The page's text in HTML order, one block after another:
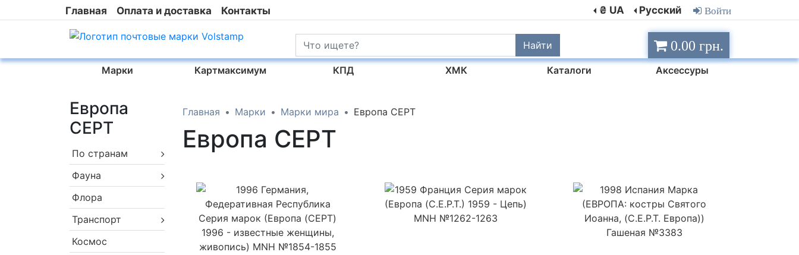
Главная Оплата и доставка Контакты ₴ UA Русский Войти
Найти 0.00 грн.
Марки Картмаксимум КПД ХМК Каталоги Аксессуры
Главная Марки Марки мира Европа CEPT
Европа CEPT
Европа
CEPT
По странам
Фауна
Флора
Транспорт
Космос